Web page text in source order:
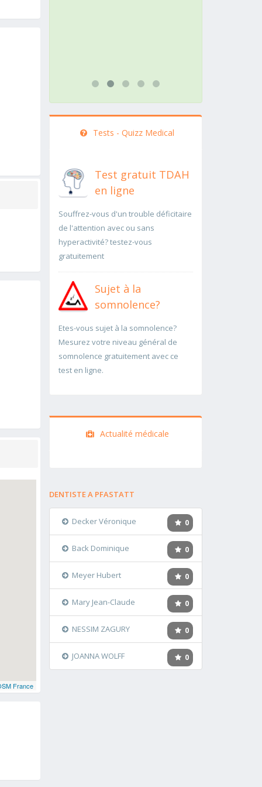
France
Tests - Quizz Medical
Test gratuit TDAH
en ligne
Souffrez-vous d'un trouble déficitaire
de l'attention avec ou sans
hyperactivité? testez-vous
gratuitement
Sujet à la
somnolence?
Etes-vous sujet à la somnolence?
Mesurez votre niveau général de
somnolence gratuitement avec ce
test en ligne.
Actualité médicale
DENTISTE A PFASTATT
0
Decker Véronique
0
Back Dominique
0
Meyer Hubert
0
Mary Jean-Claude
0
NESSIM ZAGURY
0
JOANNA WOLFF